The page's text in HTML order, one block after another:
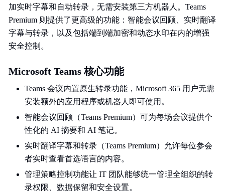
加实时字幕和自动转录，无需安装第三方机器人。Teams
Premium 则提供了更高级的功能：智能会议回顾、实时翻译
字幕与转录，以及包括端到端加密和动态水印在内的增强
安全控制。
Microsoft Teams 核心功能
Teams 会议内置原生转录功能，Microsoft 365 用户无需
安装额外的应用程序或机器人即可使用。
智能会议回顾（Teams Premium）可为每场会议提供个
性化的 AI 摘要和 AI 笔记。
实时翻译字幕和转录（Teams Premium）允许每位参会
者实时查看首选语言的内容。
管理策略控制功能让 IT 团队能够统一管理全组织的转
录权限、数据保留和安全设置。